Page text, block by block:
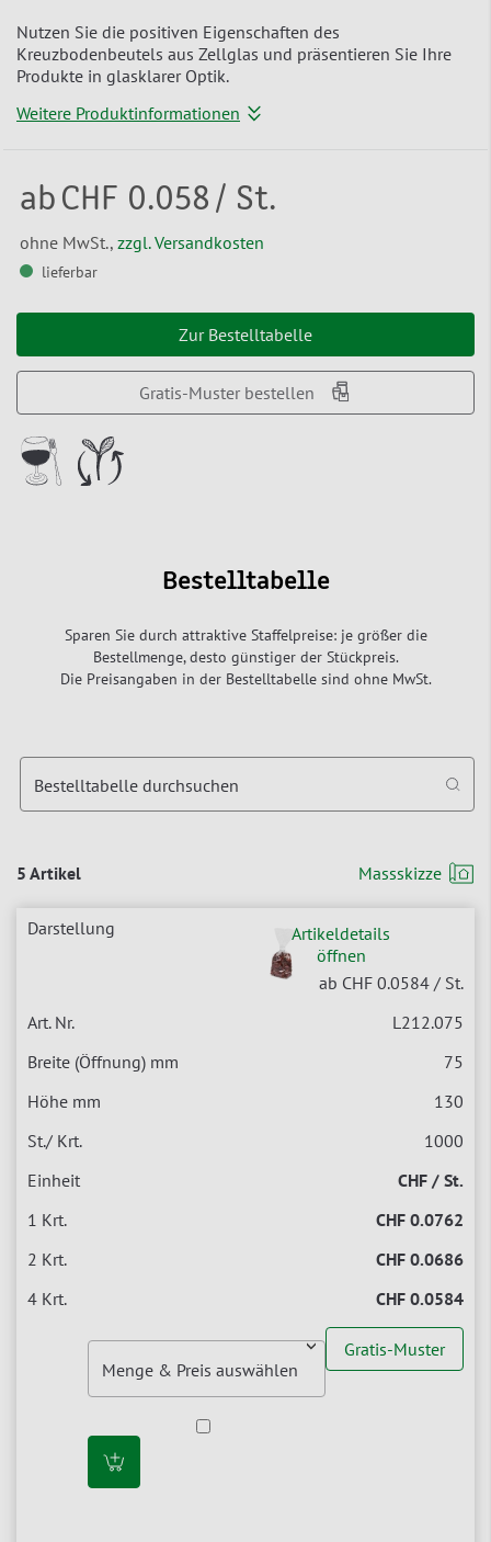
Nutzen Sie die positiven Eigenschaften des
Kreuzbodenbeutels aus Zellglas und präsentieren Sie Ihre
Produkte in glasklarer Optik.
Weitere Produktinformationen
ab CHF 0.058 / St.
ohne MwSt., zzgl. Versandkosten
lieferbar
Zur Bestelltabelle
Gratis-Muster bestellen
Bestelltabelle
Sparen Sie durch attraktive Staffelpreise: je größer die
Bestellmenge, desto günstiger der Stückpreis.
Die Preisangaben in der Bestelltabelle sind ohne MwSt.
5 Artikel Massskizze
Bestelltabelle durchsuchen
Artikeldetails
öffnen
ab CHF 0.0584 / St.
L212.075
75
130
1000
CHF / St.
CHF 0.0762
CHF 0.0686
CHF 0.0584
Gratis-Muster